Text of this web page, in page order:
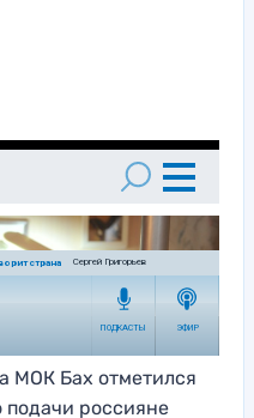
МОК Бах отметился
россияне